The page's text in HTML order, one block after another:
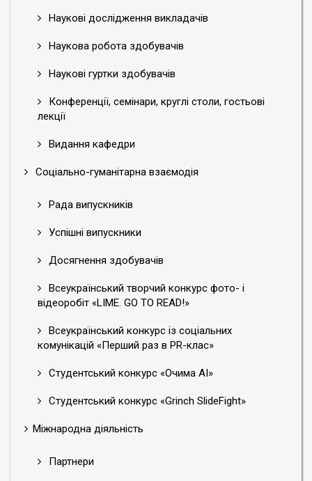
Наукові дослідження викладачів
Наукова робота здобувачів
Наукові гуртки здобувачів
Конференції, семінари, круглі столи, гостьові
лекції
Видання кафедри
Соціально-гуманітарна взаємодія
Рада випускників
Успішні випускники
Досягнення здобувачів
Всеукраїнський творчий конкурс фото- і
відеоробіт «LIME. GO TO READ!»
Всеукраїнський конкурс із соціальних
комунікацій «Перший раз в PR-клас»
Студентський конкурс «Очима АІ»
Студентський конкурс «Grinch SlideFight»
Міжнародна діяльність
Партнери